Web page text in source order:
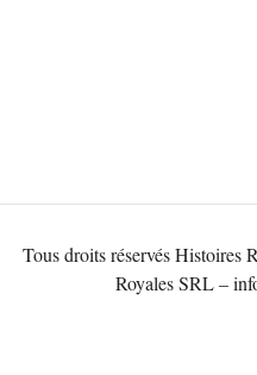
Tous droits réservés Histoires
Royales SRL –